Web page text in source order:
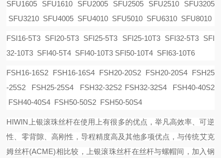
SFU1605 SFU1610 SFU2005 SFU2505 SFU2510 SFU3205
SFU3210 SFU4005 SFU4010 SFU5010 SFU6310 SFU8010
FSI16-5T3 SFI20-5T3 SFI25-5T3 SFI25-10T3 SFI32-5T3 SFI
32-10T3 SFI40-5T4 SFI40-10T3 SFI50-10T4 SFI63-10T6
FSH16-16S2 FSH16-16S4 FSH20-20S2 FSH20-20S4 FSH25
-25S2 FSH25-25S4 FSH32-32S2 FSH32-32S4 FSH40-40S2
FSH40-40S4 FSH50-50S2 FSH50-50S4
HIWIN上银滚珠丝杆在使用上有很多的优点，举凡高效率、可逆
性、零背隙、高刚性，导程精度高及其他多项优点，与传统艾克
姆丝杆(ACME)相比较，上银滚珠丝杆在丝杆与螺帽间，加入钢